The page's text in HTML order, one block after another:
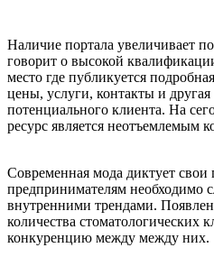
Наличие портала увеличивает
говорит о высокой
место где публикуется
цены, услуги, контакты и
потенциального клиента. На
ресурс является неотъемлемым
Современная мода диктует свои
предпринимателям необходимо
внутренними трендами.
количества стоматологических
конкуренцию между между них.